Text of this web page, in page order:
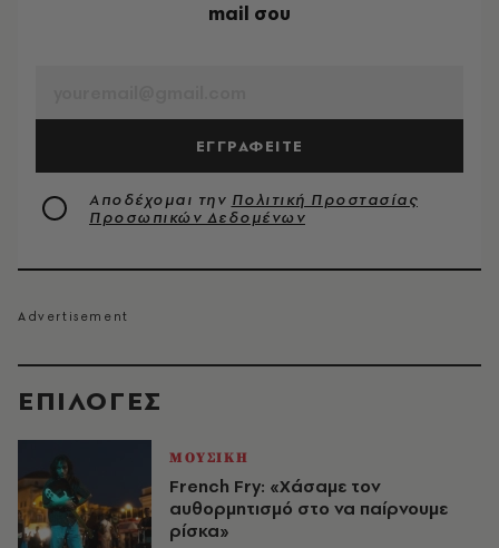
EΠΙΛΟΓΈΣ
ΜΟΥΣΙΚΗ
French Fry: «Χάσαμε τον
αυθορμητισμό στο να παίρνουμε
ρίσκα»
mail σου
ΕΓΓΡΑΦΕΙΤΕ
Αποδέχομαι την Πολιτική Προστασίας
Προσωπικών Δεδομένων